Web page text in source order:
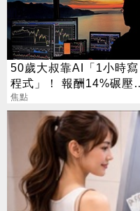
50歲大叔靠AI「1小時寫
程式」！ 報酬14%碾壓標
普 直接辭職去炒股
焦點